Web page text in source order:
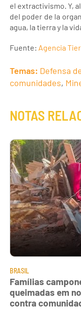
el extractivismo. Y,
del poder de la
agua, la tierra y la
Fuente: Agencia
Temas: Defensa
comunidades,
NOTAS
BRASIL
Famílias
queimadas em
contra